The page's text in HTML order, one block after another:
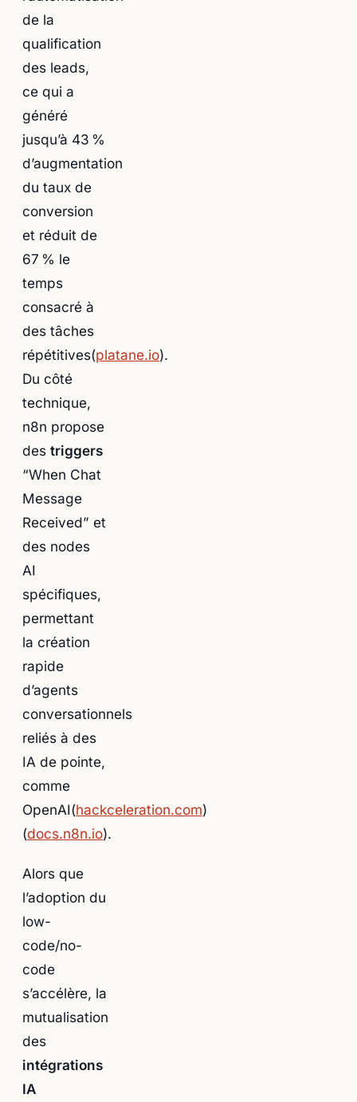
de la
qualification
des leads,
ce qui a
généré
jusqu’à 43 %
d’augmentation
du taux de
conversion
et réduit de
67 % le
temps
consacré à
des tâches
répétitives(platane.io).
Du côté
technique,
n8n propose
des triggers
“When Chat
Message
Received” et
des nodes
AI
spécifiques,
permettant
la création
rapide
d’agents
conversationnels
reliés à des
IA de pointe,
comme
OpenAI(hackceleration.com)
(docs.n8n.io).
Alors que
l’adoption du
low-
code/no-
code
s’accélère, la
mutualisation
des
intégrations
IA